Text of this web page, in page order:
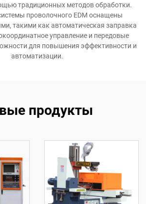
традиционных методов обработки.
проволочного EDM оснащены
такими как автоматическая заправка
управление и передовые
для повышения эффективности и
автоматизации.
продукты